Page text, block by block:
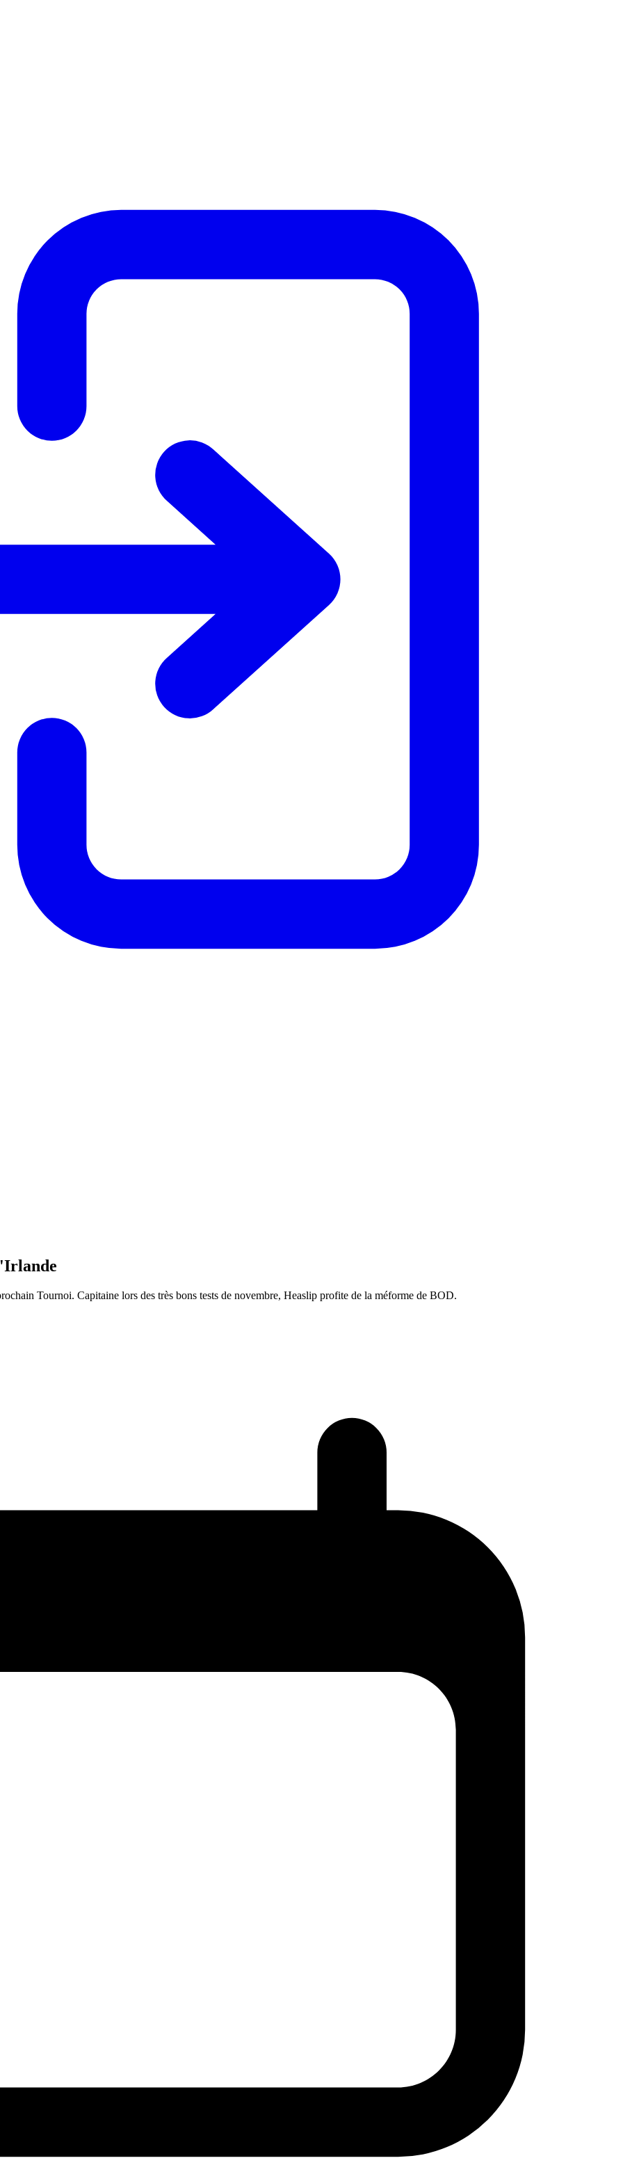
Tournoi. Capitaine lors des très bons tests de novembre, Heaslip profite de la méforme de BOD.